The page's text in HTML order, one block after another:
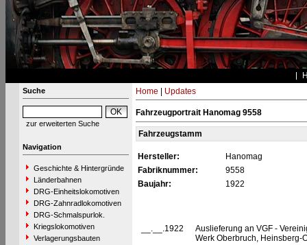
Suche
zur erweiterten Suche
Navigation
Geschichte & Hintergründe
Länderbahnen
DRG-Einheitslokomotiven
DRG-Zahnradlokomotiven
DRG-Schmalspurlok.
Kriegslokomotiven
Verlagerungsbauten
Home Updates
Fahrzeugportrait Hanomag 9558
Fahrzeugstamm
Hersteller:
Hanomag
Fabriknummer:
9558
Baujahr:
1922
__.__.1922
Auslieferung an VGF -
Werk Oberbruch, Heinsberg-